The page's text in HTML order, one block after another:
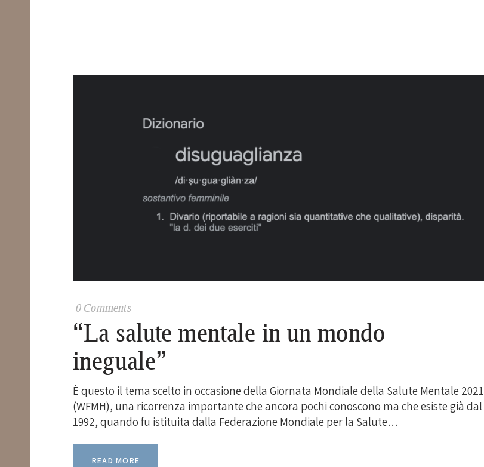
0 Comments
“La salute mentale in un mondo
ineguale”
È questo il tema scelto in occasione della Giornata Mondiale della Salute Mentale 2021
(WFMH), una ricorrenza importante che ancora pochi conoscono ma che esiste già dal
1992, quando fu istituita dalla Federazione Mondiale per la Salute…
READ MORE